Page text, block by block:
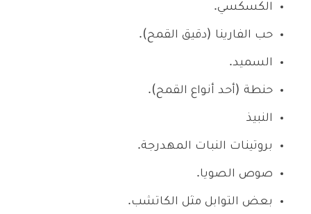
الكسكسي.
حب الفارينا (دقيق القمح).
السميد.
حنطة (أحد أنواع القمح).
النبيذ
بروتينات النبات المهدرجة.
صوص الصويا.
بعض التوابل مثل الكاتشب.